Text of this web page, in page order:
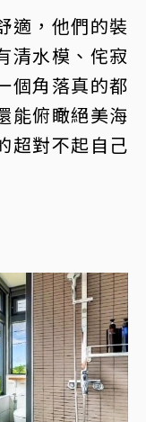
適，他們的裝
清水模、侘寂
個角落真的都
能俯瞰絕美海
超對不起自己